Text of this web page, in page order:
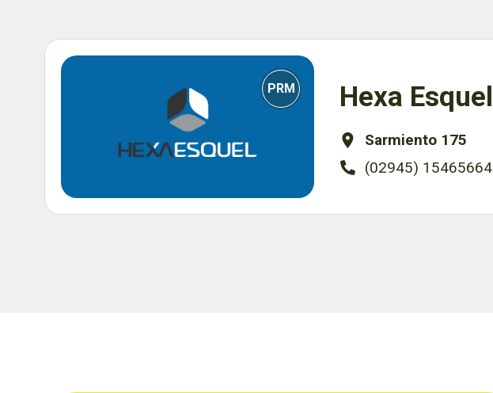
PRM Hexa Esquel
Sarmiento 175
(02945) 15465664